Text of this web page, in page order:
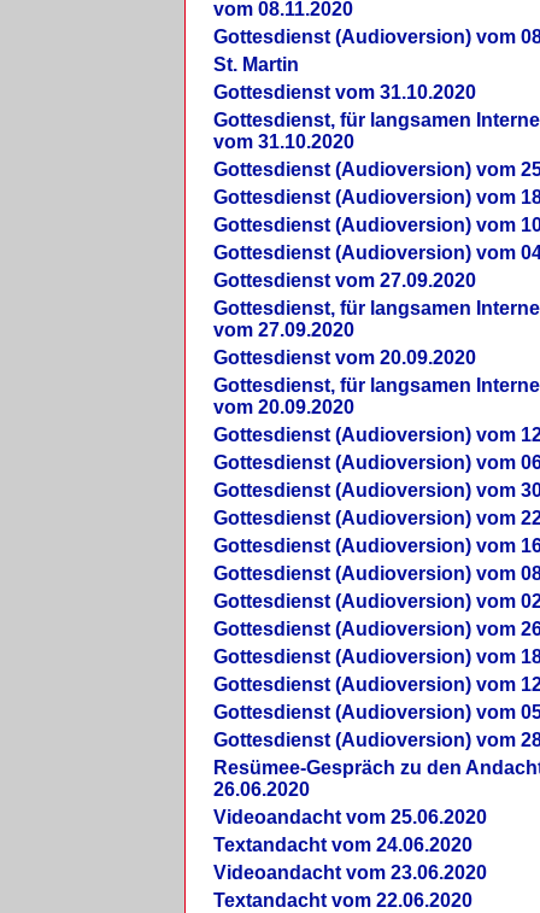
vom 08.11.2020
Gottesdienst (Audioversion) vom
St. Martin
Gottesdienst vom 31.10.2020
Gottesdienst, für langsamen
vom 31.10.2020
Gottesdienst (Audioversion) vom
Gottesdienst (Audioversion) vom
Gottesdienst (Audioversion) vom
Gottesdienst (Audioversion) vom
Gottesdienst vom 27.09.2020
Gottesdienst, für langsamen
vom 27.09.2020
Gottesdienst vom 20.09.2020
Gottesdienst, für langsamen
vom 20.09.2020
Gottesdienst (Audioversion) vom
Gottesdienst (Audioversion) vom
Gottesdienst (Audioversion) vom
Gottesdienst (Audioversion) vom
Gottesdienst (Audioversion) vom
Gottesdienst (Audioversion) vom
Gottesdienst (Audioversion) vom
Gottesdienst (Audioversion) vom
Gottesdienst (Audioversion) vom
Gottesdienst (Audioversion) vom
Gottesdienst (Audioversion) vom
Gottesdienst (Audioversion) vom
Re­sü­mee-Gespräch zu den
26.06.2020
Videoandacht vom 25.06.2020
Textandacht vom 24.06.2020
Videoandacht vom 23.06.2020
Textandacht vom 22.06.2020